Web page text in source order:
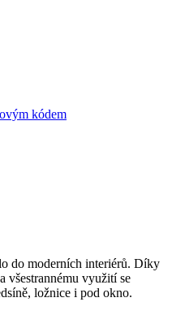
kódem
do moderních interiérů. Díky
všestrannému využití se
ložnice i pod okno.